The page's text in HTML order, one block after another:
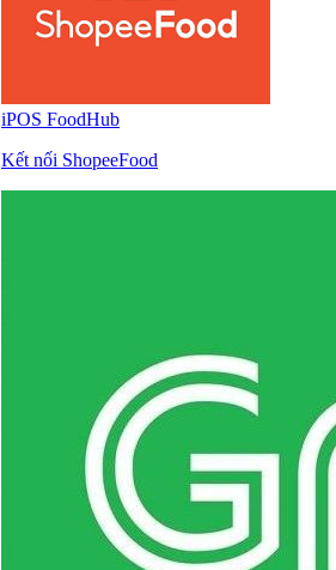
iPOS FoodHub
Kết nối ShopeeFood